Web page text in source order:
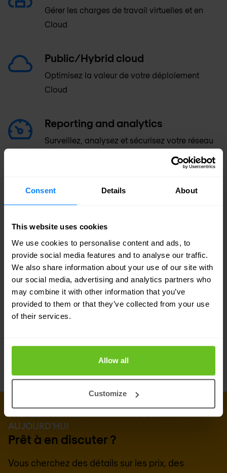
Consent Details About
This website uses cookies
We use cookies to personalise content and ads, to
provide social media features and to analyse our traffic.
We also share information about your use of our site with
our social media, advertising and analytics partners who
may combine it with other information that you’ve
provided to them or that they’ve collected from your use
of their services.
Allow all
Customize
Gérer les charges de travail virtuelles et en
Cloud
Public/Hybrid cloud
Optimisez la valeur de votre déploiement
Cloud
Reporting and analytics
Surveillez, analysez et sécurisez votre réseau
Améliorez votre efficacité grâce à une vue
unifiée des actifs du réseau
DNS traffic control
Améliorer la disponibilité des applications et
les temps de réponse
IPAM pour Microsoft
Gérer les services réseau à partir d'une seule
AUJOURD'HUI
Prêt à en discuter ?
Vous cherchez des détails sur les prix, des